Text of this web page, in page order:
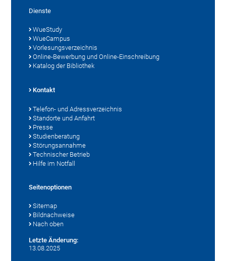
Dienste
WueStudy
WueCampus
Vorlesungsverzeichnis
Online-Bewerbung und Online-Einschreibung
Katalog der Bibliothek
Kontakt
Telefon- und Adressverzeichnis
Standorte und Anfahrt
Presse
Studienberatung
Störungsannahme
Technischer Betrieb
Hilfe im Notfall
Seitenoptionen
Sitemap
Bildnachweise
Nach oben
Letzte Änderung:
13.08.2025